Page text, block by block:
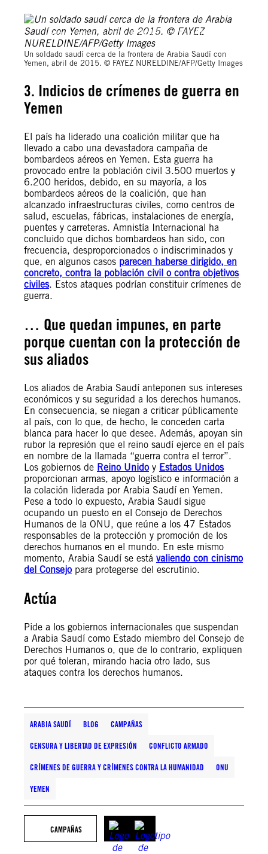
Un soldado saudí cerca de la frontera de Arabia Saudí con
Yemen, abril de 2015. © FAYEZ NURELDINE/AFP/Getty
Un soldado saudí cerca de la frontera de Arabia Saudí con
Yemen, abril de 2015. © FAYEZ NURELDINE/AFP/Getty Images
3. Indicios de crímenes de guerra en
Yemen
El país ha liderado una coalición militar que ha
llevado a cabo una devastadora campaña de
bombardeos aéreos en Yemen. Esta guerra ha
provocado entre la población civil 3.500 muertos y
6.200 heridos, debido, en su mayoría, a los
bombardeos aéreos de la coalición, que han
alcanzado infraestructuras civiles, como centros de
salud, escuelas, fábricas, instalaciones de energía,
puentes y carreteras. Amnistía Internacional ha
concluido que dichos bombardeos han sido, con
frecuencia, desproporcionados o indiscriminados y
que, en algunos casos parecen haberse dirigido, en
concreto, contra la población civil o contra objetivos
civiles. Estos ataques podrían constituir crímenes de
guerra.
… Que quedan impunes, en parte
porque cuentan con la protección de
sus aliados
Los aliados de Arabia Saudí anteponen sus intereses
económicos y su seguridad a los derechos humanos.
En consecuencia, se niegan a criticar públicamente
al país, con lo que, de hecho, le conceden carta
blanca para hacer lo que desee. Además, apoyan sin
rubor la represión que el reino saudí ejerce en el país
en nombre de la llamada “guerra contra el terror”.
Los gobiernos de Reino Unido y Estados Unidos
proporcionan armas, apoyo logístico e información a
la colación liderada por Arabia Saudí en Yemen.
Pese a todo lo expuesto, Arabia Saudí sigue
ocupando un puesto en el Consejo de Derechos
Humanos de la ONU, que reúne a los 47 Estados
responsables de la protección y promoción de los
derechos humanos en el mundo. En este mismo
momento, Arabia Saudí se está valiendo con cinismo
del Consejo para protegerse del escrutinio.
Actúa
Pide a los gobiernos internacionales que suspendan
a Arabia Saudí como Estado miembro del Consejo de
Derechos Humanos o, que de lo contrario, expliquen
por qué toleran, mirando hacia otro lado, sus
ataques contra los derechos humanos.
ARABIA SAUDÍ BLOG CAMPAÑAS
CENSURA Y LIBERTAD DE EXPRESIÓN CONFLICTO ARMADO
CRÍMENES DE GUERRA Y CRÍMENES CONTRA LA HUMANIDAD ONU
YEMEN
CAMPAÑAS